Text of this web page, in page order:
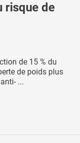
risque de
de 15 % du
de poids plus
...